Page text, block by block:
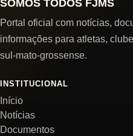
SOMOS TODOS FJMS
Portal oficial com notícias,
informações para atletas,
sul-mato-grossense.
INSTITUCIONAL
Início
Notícias
Documentos